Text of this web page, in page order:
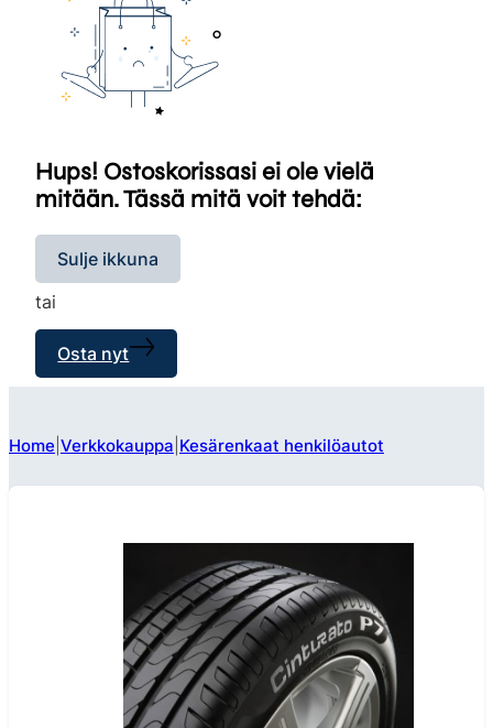
Hups! Ostoskorissasi ei ole vielä
mitään. Tässä mitä voit tehdä:
Sulje ikkuna
tai
Osta nyt
Home Verkkokauppa Kesärenkaat henkilöautot